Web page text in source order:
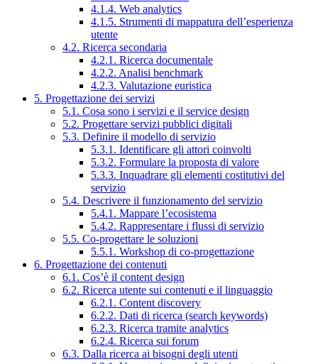
4.1.4. Web analytics
4.1.5. Strumenti di mappatura dell’esperienza
utente
4.2. Ricerca secondaria
4.2.1. Ricerca documentale
4.2.2. Analisi benchmark
4.2.3. Valutazione euristica
5. Progettazione dei servizi
5.1. Cosa sono i servizi e il service design
5.2. Progettare servizi pubblici digitali
5.3. Definire il modello di servizio
5.3.1. Identificare gli attori coinvolti
5.3.2. Formulare la proposta di valore
5.3.3. Inquadrare gli elementi costitutivi del
servizio
5.4. Descrivere il funzionamento del servizio
5.4.1. Mappare l’ecosistema
5.4.2. Rappresentare i flussi di servizio
5.5. Co-progettare le soluzioni
5.5.1. Workshop di co-progettazione
6. Progettazione dei contenuti
6.1. Cos’è il content design
6.2. Ricerca utente sui contenuti e il linguaggio
6.2.1. Content discovery
6.2.2. Dati di ricerca (search keywords)
6.2.3. Ricerca tramite analytics
6.2.4. Ricerca sui forum
6.3. Dalla ricerca ai bisogni degli utenti